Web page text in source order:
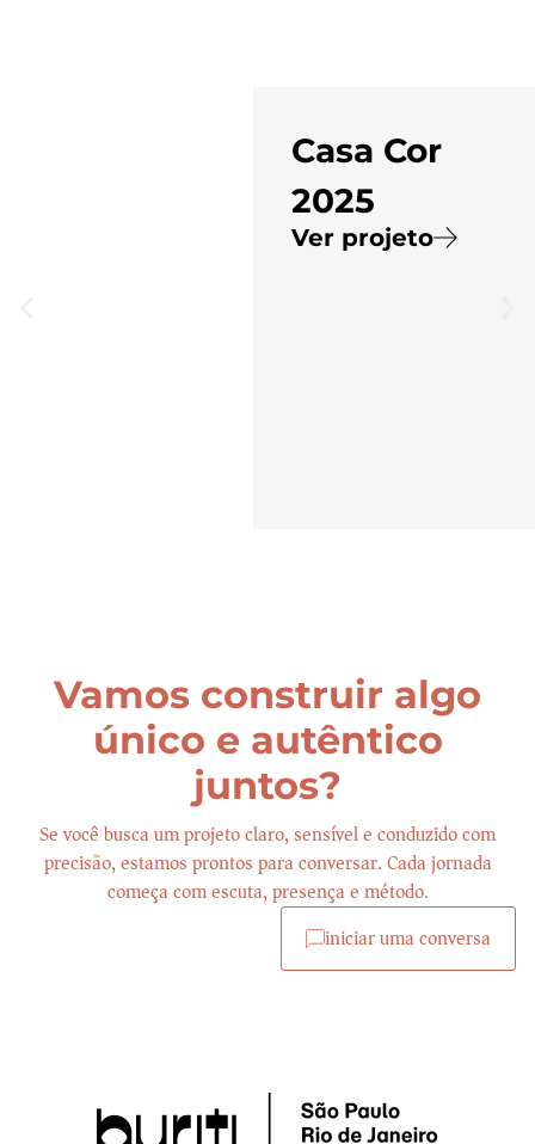
Casa Cor
2025
Ver projeto
Vamos construir algo
único e autêntico
juntos?
Se você busca um projeto claro, sensível e conduzido com
precisão, estamos prontos para conversar. Cada jornada
começa com escuta, presença e método.
iniciar uma conversa